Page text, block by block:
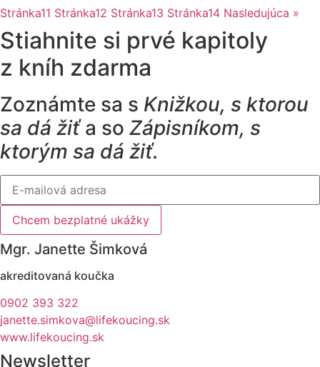
Stránka11 Stránka12 Stránka13 Stránka14 Nasledujúca »
Stiahnite si prvé kapitoly
z kníh zdarma
Zoznámte sa s Knižkou, s ktorou
sa dá žiťa so Zápisníkom, s
ktorým sa dá žiť.
Chcem bezplatné ukážky
Mgr. Janette Šimková
akreditovaná koučka
0902 393 322
janette.simkova@lifekoucing.sk
www.lifekoucing.sk
Newsletter